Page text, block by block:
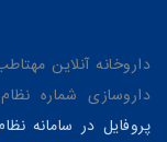
داروخانه آنلاین
داروسازی شماره نظام پزشکی: د-
پروفایل در سامانه